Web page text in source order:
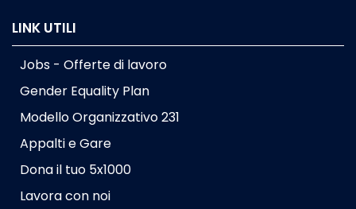
LINK UTILI
Jobs - Offerte di lavoro
Gender Equality Plan
Modello Organizzativo 231
Appalti e Gare
Dona il tuo 5x1000
Lavora con noi